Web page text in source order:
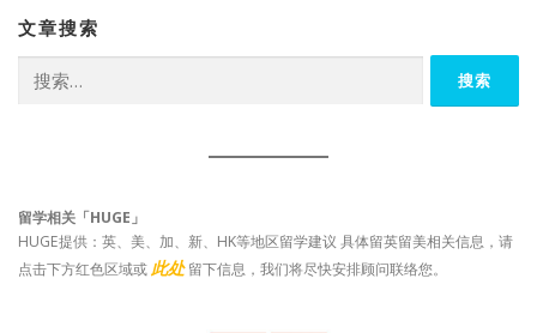
文章搜索
索：
留学相关「HUGE」
HUGE提供：英、美、加、新、HK等地区留学建议 具体留英留美相关信息，请
点击下方红色区域或此处 留下信息，我们将尽快安排顾问联络您。